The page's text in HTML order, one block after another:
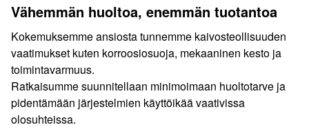
Vähemmän huoltoa, enemmän tuotantoa
Kokemuksemme ansiosta tunnemme kaivosteollisuuden
vaatimukset kuten korroosiosuoja, mekaaninen kesto ja
toimintavarmuus.
Ratkaisumme suunnitellaan minimoimaan huoltotarve ja
pidentämään järjestelmien käyttöikää vaativissa
olosuhteissa.